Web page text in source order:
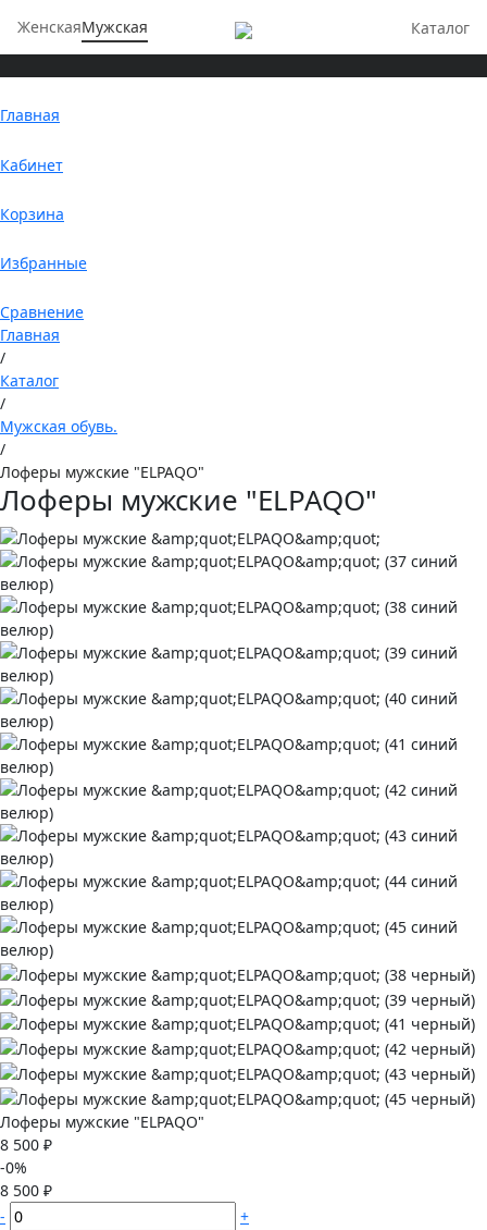
ЖенскаяМужская Каталог
Главная
Кабинет
Корзина
Избранные
Сравнение
Главная
/
Каталог
/
Мужская обувь.
/
Лоферы мужские "ELPAQO"
Лоферы мужские "ELPAQO"
Лоферы мужские "ELPAQO"
8 500 ₽
-0%
8 500 ₽
-
+